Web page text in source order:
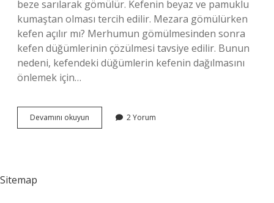
beze sarılarak gömülür. Kefenin beyaz ve pamuklu
kumaştan olması tercih edilir. Mezara gömülürken
kefen açılır mı? Merhumun gömülmesinden sonra
kefen düğümlerinin çözülmesi tavsiye edilir. Bunun
nedeni, kefendeki düğümlerin kefenin dağılmasını
önlemek için…
Devamını okuyun
Bezi
2 Yorum
Sitemap